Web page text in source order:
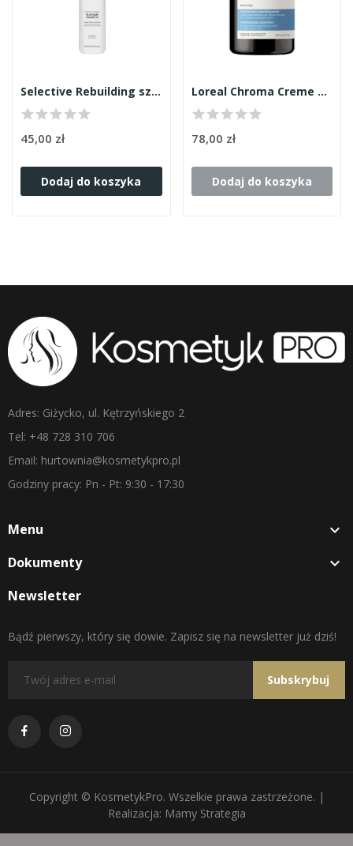
Selective Rebuilding szampon no4 250ml
45,00 zł
Dodaj do koszyka
Loreal Chroma Creme szampon niebieski 300ml
78,00 zł
Dodaj do koszyka
Adres: Giżycko, ul. Kętrzyńskiego 2
Tel: +48 728 310 706
Email: hurtownia@kosmetykpro.pl
Godziny pracy: Pn - Pt: 9:30 - 17:30
Menu 
Dokumenty 
Newsletter
Bądź pierwszy, który się dowie. Zapisz się na newsletter już dziś!
Subskrybuj
Copyright © KosmetykPro. Wszelkie prawa zastrzeżone. |
Realizacja: Mamy Strategia